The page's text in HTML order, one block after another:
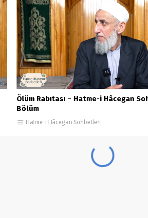
Ölüm Rabıtası – Hatme-i Hâcegan
Bölüm
Hatme-i Hâcegan Sohbetleri